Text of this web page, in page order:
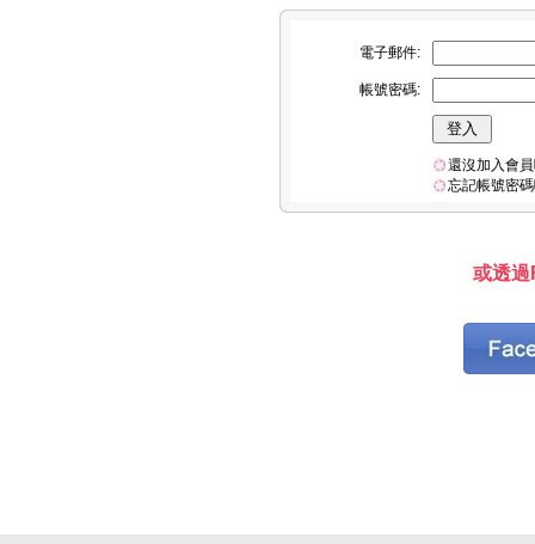
電子郵件:
帳號密碼:
還沒加入會
忘記帳號密
或透